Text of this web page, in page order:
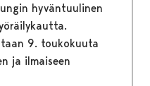
hyväntuulinen
9. toukokuuta
ja ilmaiseen